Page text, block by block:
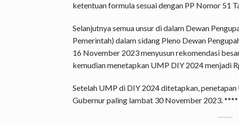
ketentuan formula sesuai dengan PP Nomor 51
Selanjutnya semua unsur di dalam Dewan
Pemerintah) dalam sidang Pleno Dewan
16 November 2023 menyusun rekomendasi
kemudian menetapkan UMP DIY 2024 menjadi
Setelah UMP di DIY 2024 ditetapkan,
Gubernur paling lambat 30 November 2023. ****